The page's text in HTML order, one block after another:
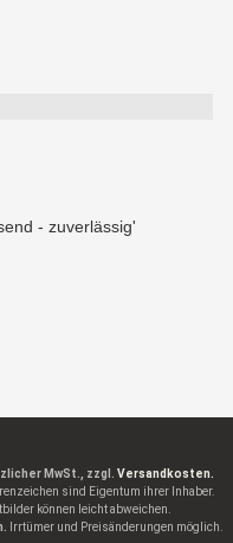
- zuverlässig'
MwSt., zzgl. Versandkosten.
sind Eigentum ihrer Inhaber.
können leicht abweichen.
Irrtümer und Preisänderungen möglich.